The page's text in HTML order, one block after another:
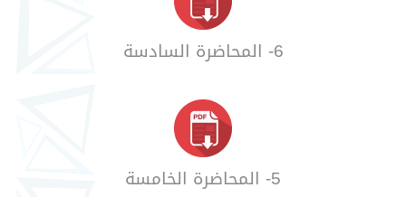
6- المحاضرة السادسة
5- المحاضرة الخامسة